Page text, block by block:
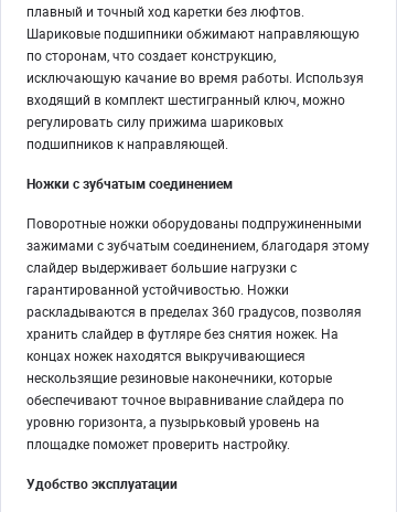
плавный и точный ход каретки без люфтов.
Шариковые подшипники обжимают направляющую
по сторонам, что создает конструкцию,
исключающую качание во время работы. Используя
входящий в комплект шестигранный ключ, можно
регулировать силу прижима шариковых
подшипников к направляющей.
Ножки с зубчатым соединением
Поворотные ножки оборудованы подпружиненными
зажимами с зубчатым соединением, благодаря этому
слайдер выдерживает большие нагрузки с
гарантированной устойчивостью. Ножки
раскладываются в пределах 360 градусов, позволяя
хранить слайдер в футляре без снятия ножек. На
концах ножек находятся выкручивающиеся
нескользящие резиновые наконечники, которые
обеспечивают точное выравнивание слайдера по
уровню горизонта, а пузырьковый уровень на
площадке поможет проверить настройку.
Удобство эксплуатации